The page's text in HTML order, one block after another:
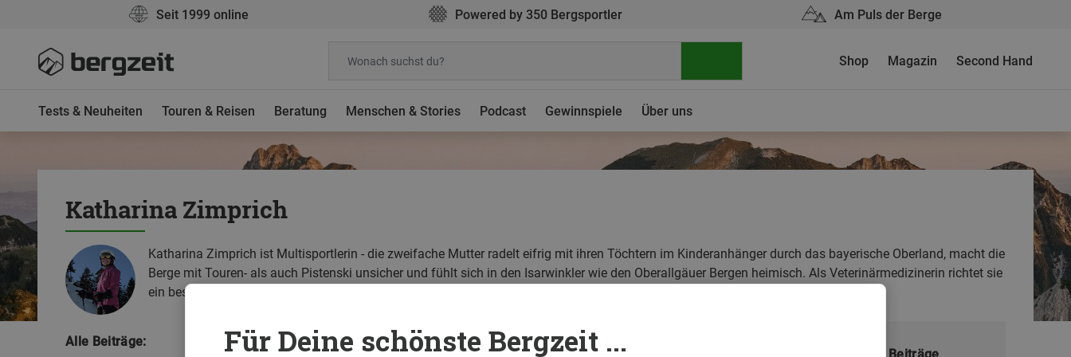
Für Deine schönste Bergzeit ...
Seit 1999 online Powered by 350 Bergsportler Am Puls der Berge
Tests & Neuheiten Touren & Reisen Beratung Menschen & Stories Podcast Gewinnspiele Über uns
Shop Magazin Second Hand
Katharina Zimprich
Katharina Zimprich ist Multisportlerin - die zweifache Mutter radelt eifrig mit ihren Töchtern im Kinderanhänger durch das bayerische Oberland, macht die
Berge mit Touren- als auch Pistenski unsicher und fühlt sich in den Isarwinkler wie den Oberallgäuer Bergen heimisch. Als Veterinärmedizinerin richtet sie
ein besonderes Augenmerk auf die jeweilige Wiederkäuerpopulation.
Alle Beiträge: